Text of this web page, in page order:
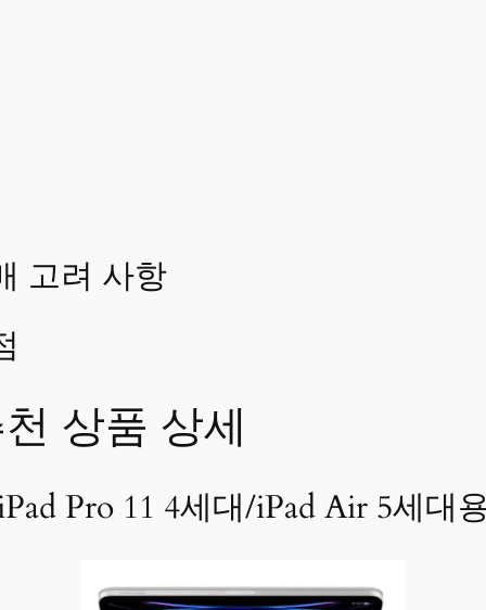
고려 사항
상품 상세
Pro 11 4세대/iPad Air 5세대